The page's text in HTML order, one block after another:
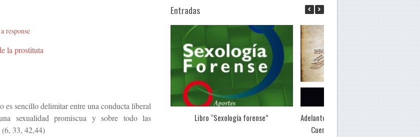
response
la prostituta
es sencillo delimitar entre una conducta liberal
sexualidad promiscua y sobre todo las
(6, 33, 42,44)
Entradas
Libro “Sexología forense”
Adelanto y descarga del libro “Historia
Cuerpo Médico Forense de Justicia